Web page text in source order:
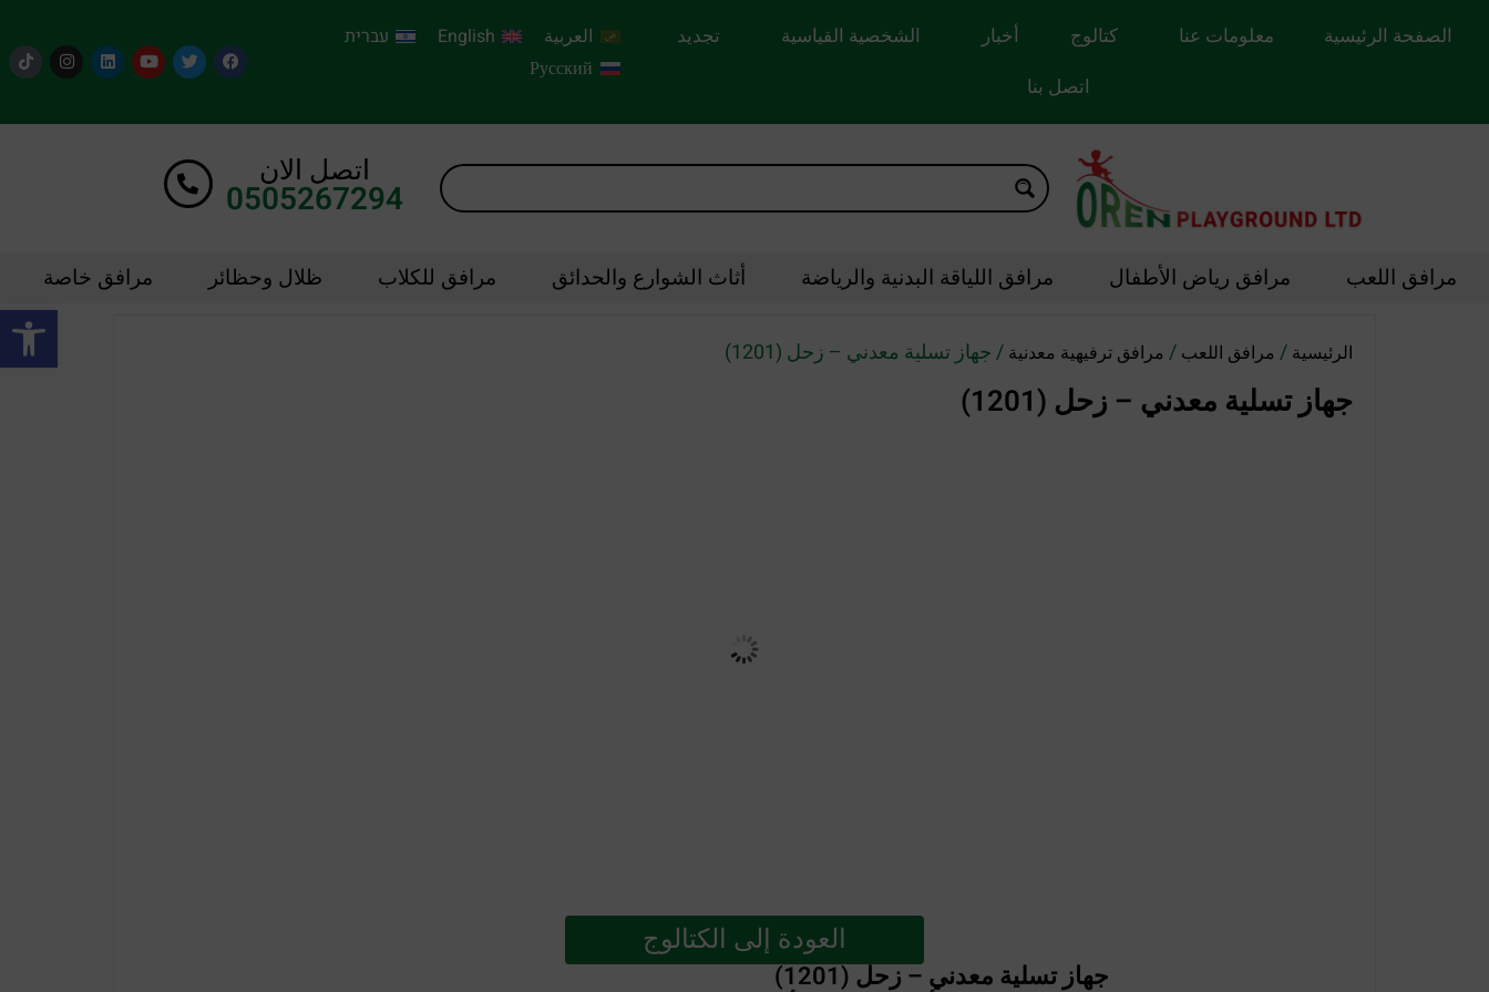
الصفحة الرئيسية معلومات عنا كتالوج أخبار الشخصية القياسية
تجديد
اتصل بنا
العربية English
עברית
Русский
اتصل الان
0505267294
مرافق اللعب مرافق رياض الأطفال مرافق اللياقة البدنية والرياضة أثاث الشوارع والحدائق مرافق للكلاب ظلال وحظائر مرافق خاصة
الرئيسية / مرافق اللعب / مرافق ترفيهية معدنية / جهاز تسلية معدني – زحل (1201)
جهاز تسلية معدني – زحل (1201)
العودة إلى الكتالوج
جهاز تسلية معدني – زحل (1201)